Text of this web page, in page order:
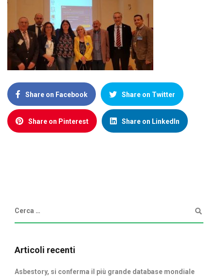
Share on Facebook Share on Twitter
Share on Pinterest Share on LinkedIn
Articoli recenti
Asbestory, si conferma il più grande database mondiale